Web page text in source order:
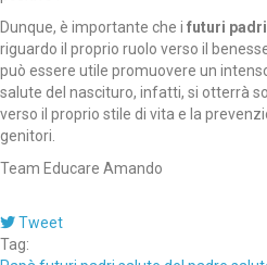
Dunque, è importante che i futuri padri
riguardo il proprio ruolo verso il
può essere utile promuovere un
salute del nascituro, infatti, si otterrà
verso il proprio stile di vita e la
genitori.
Team Educare Amando
Tweet
Tag: